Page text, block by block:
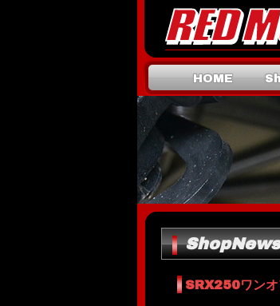
HOME
Mail
SRX250ワンオ